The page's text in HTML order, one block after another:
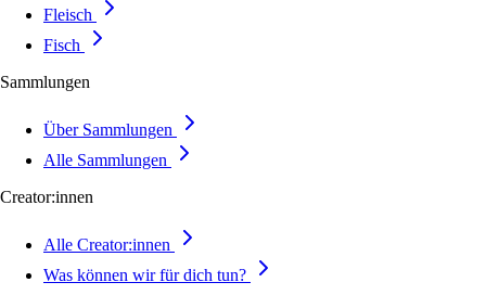
Fleisch
Fisch
Sammlungen
Über Sammlungen
Alle Sammlungen
Creator:innen
Alle Creator:innen
Was können wir für dich tun?